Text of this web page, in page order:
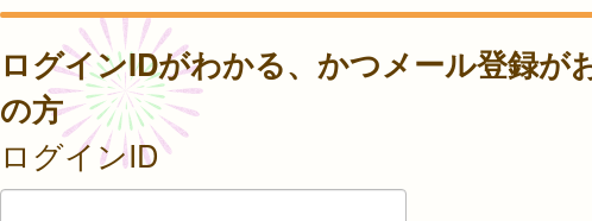
ログインIDがわかる、かつメール登録が
の方
ログインID